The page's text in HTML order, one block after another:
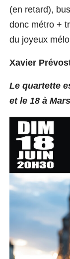
(en retard),
donc métro +
du joyeux
Xavier
Le quartette
et le 18 à